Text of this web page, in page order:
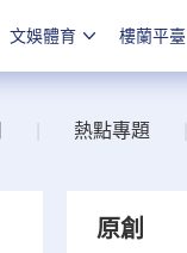
文娛體育 樓蘭平臺
熱點專題
原創